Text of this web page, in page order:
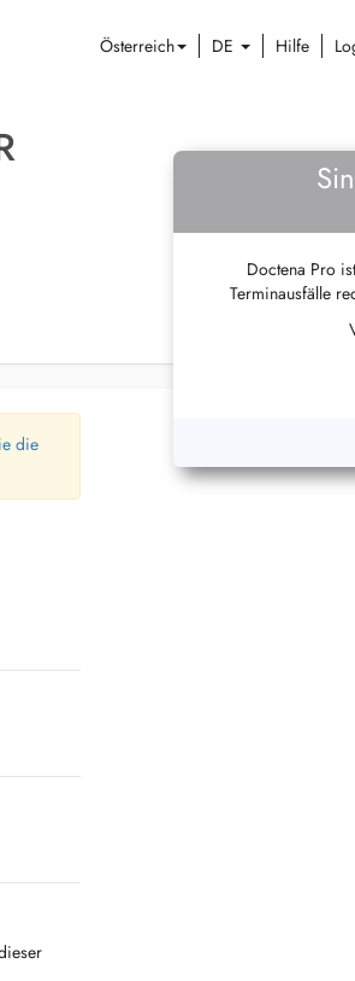
Österreich DE Hilfe
Doctena Pro
Terminausfälle
die